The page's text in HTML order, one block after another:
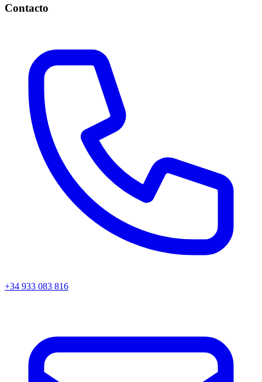
Contacto
+34 933 083 816